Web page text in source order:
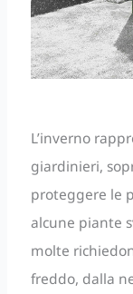
L’inverno
giardinieri,
proteggere le
alcune piante
molte
freddo, dalla